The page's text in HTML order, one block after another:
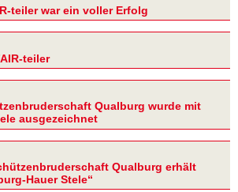
teiler war ein voller Erfolg
teiler
Qualburg wurde mit
ausgezeichnet
Qualburg erhält
Hauer Stele“